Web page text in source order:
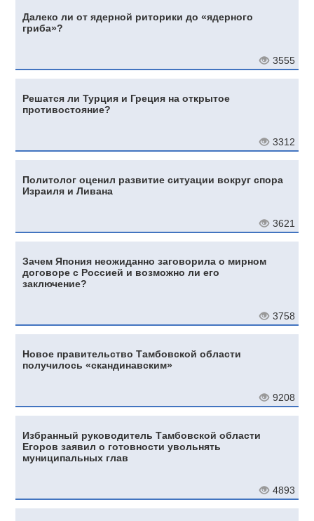
Далеко ли от ядерной риторики до «ядерного
гриба»?
3555
Решатся ли Турция и Греция на открытое
противостояние?
3312
Политолог оценил развитие ситуации вокруг спора
Израиля и Ливана
3621
Зачем Япония неожиданно заговорила о мирном
договоре с Россией и возможно ли его
заключение?
3758
Новое правительство Тамбовской области
получилось «скандинавским»
9208
Избранный руководитель Тамбовской области
Егоров заявил о готовности увольнять
муниципальных глав
4893